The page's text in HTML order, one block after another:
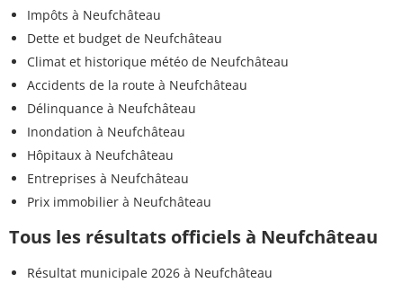
Impôts à Neufchâteau
Dette et budget de Neufchâteau
Climat et historique météo de Neufchâteau
Accidents de la route à Neufchâteau
Délinquance à Neufchâteau
Inondation à Neufchâteau
Hôpitaux à Neufchâteau
Entreprises à Neufchâteau
Prix immobilier à Neufchâteau
Tous les résultats officiels à Neufchâteau
Résultat municipale 2026 à Neufchâteau